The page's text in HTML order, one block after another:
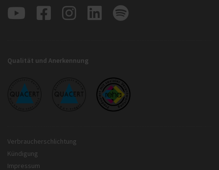
Qualität und Anerkennung
Verbraucherschlichtung
Kündigung
Impressum